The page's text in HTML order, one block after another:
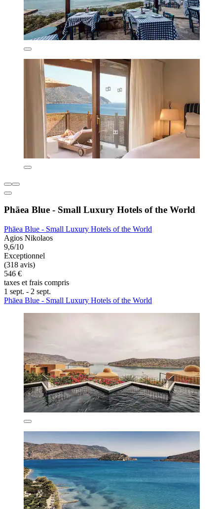
Phāea Blue - Small Luxury Hotels of the World
Phāea Blue - Small Luxury Hotels of the World
Agios Nikolaos
9,6/10
Exceptionnel
(318 avis)
546 €
taxes et frais compris
1 sept. - 2 sept.
Phāea Blue - Small Luxury Hotels of the World